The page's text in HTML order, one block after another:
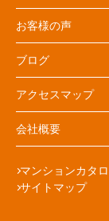
お客様の声
ブログ
アクセスマップ
会社概要
マンションカタ
サイトマップ